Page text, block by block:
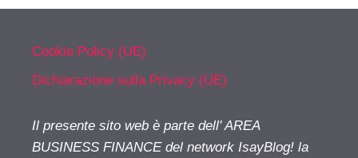
Cookie Policy (UE)
Dichiarazione sulla Privacy (UE)
Il presente sito web è parte dell' AREA
BUSINESS FINANCE del network IsayBlog! la